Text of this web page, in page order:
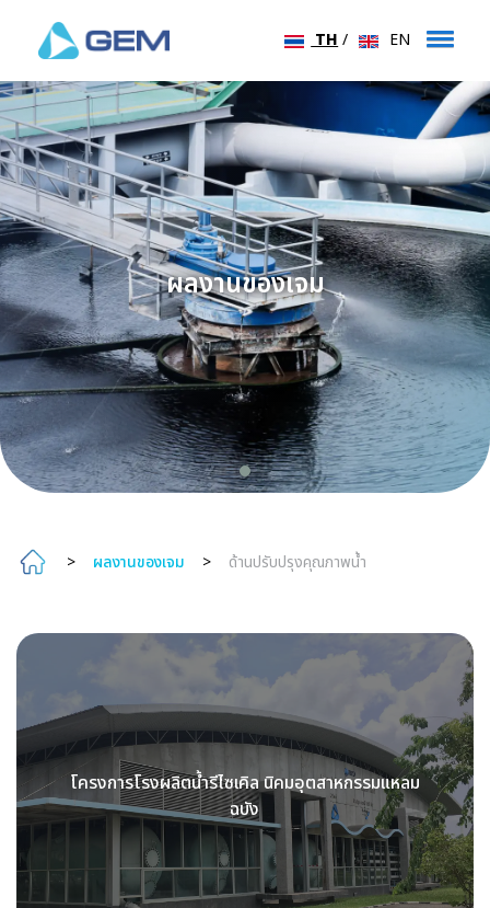
TH/ EN
ผลงานของเจม
> ผลงานของเจม > ด้านปรับปรุงคุณภาพน้ำ
โครงการโรงผลิตน้ำรีไซเคิล นิคมอุตสาหกรรมแหลม
ฉบัง